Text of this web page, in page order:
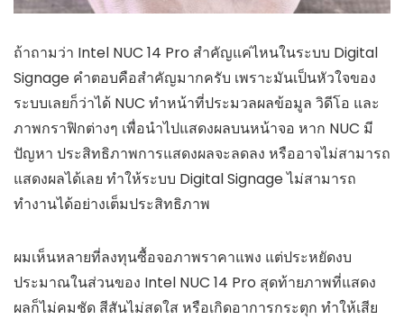
ถ้าถามว่า Intel NUC 14 Pro สำคัญแค่ไหนในระบบ Digital
Signage คำตอบคือสำคัญมากครับ เพราะมันเป็นหัวใจของ
ระบบเลยก็ว่าได้ NUC ทำหน้าที่ประมวลผลข้อมูล วิดีโอ และ
ภาพกราฟิกต่างๆ เพื่อนำไปแสดงผลบนหน้าจอ หาก NUC มี
ปัญหา ประสิทธิภาพการแสดงผลจะลดลง หรืออาจไม่สามารถ
แสดงผลได้เลย ทำให้ระบบ Digital Signage ไม่สามารถ
ทำงานได้อย่างเต็มประสิทธิภาพ
ผมเห็นหลายที่ลงทุนซื้อจอภาพราคาแพง แต่ประหยัดงบ
ประมาณในส่วนของ Intel NUC 14 Pro สุดท้ายภาพที่แสดง
ผลก็ไม่คมชัด สีสันไม่สดใส หรือเกิดอาการกระตุก ทำให้เสีย